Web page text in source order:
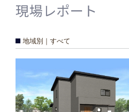
現場レポート
地域別｜すべて